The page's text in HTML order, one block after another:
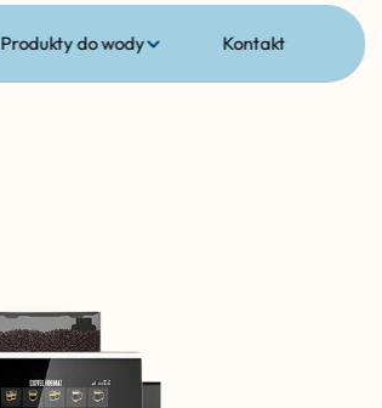
Produkty do wody Kontakt